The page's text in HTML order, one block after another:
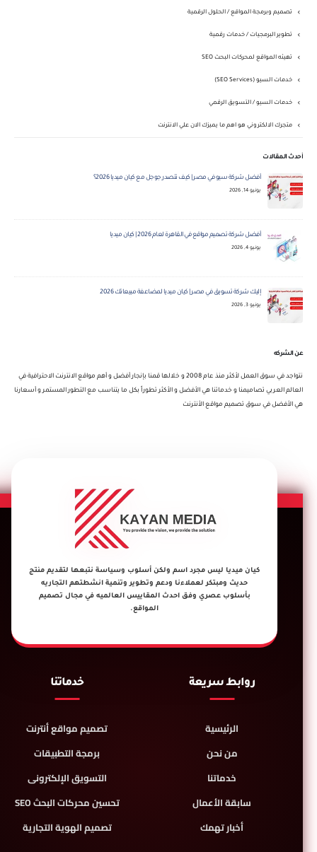
تصميم وبرمجة المواقع / الحلول الرقمية
تطوير البرمجيات / خدمات رقمية
تهيئه المواقع لمحركات البحث SEO
خدمات السيو (SEO Services)
خدمات السيو / التسويق الرقمي
متجرك الالكتروني هو اهم ما يميزك الان علي الانترنت
أحدث المقالات
أفضل شركة سيو في مصر | كيف تتصدر جوجل مع كيان ميديا 2026؟
يونيو 14, 2026
أفضل شركة تصميم مواقع في القاهرة لعام 2026 | كيان ميديا
يونيو 4, 2026
إليك شركة تسويق في مصر | كيان ميديا لمضاعفة مبيعاتك 2026
يونيو 3, 2026
عن الشركه
نتواجد في سوق العمل لأكثر منذ عام 2008 و خلالها قمنا بإنجار أفضل و أهم مواقع الانترنت الاحترافية في
العالم العربي تصاميمنا و خدماتنا هي الأفضل و الأكثر تطوراً بكل ما يتناسب مع التطور المستمر و أسعارنا
هي الأفضل في سوق تصميم مواقع الأنترنت
كيان ميديا ليس مجرد اسم ولكن أسلوب وسياسة نتبعها لتقديم منتج
حديث ومبتكر لعملاءنا ودعم وتطوير وتنمية انشطتهم التجاريه
بأسلوب عصري وفق احدث المقاييس العالميه في مجال تصميم
المواقع.
روابط سريعة
الرئيسية
من نحن
خدماتنا
سابقة الأعمال
أخبار تهمك
خدماتنا
تصميم مواقع أنترنت
برمجة التطبيقات
التسويق الإلكترونى
تحسين محركات البحث SEO
تصميم الهوية التجارية